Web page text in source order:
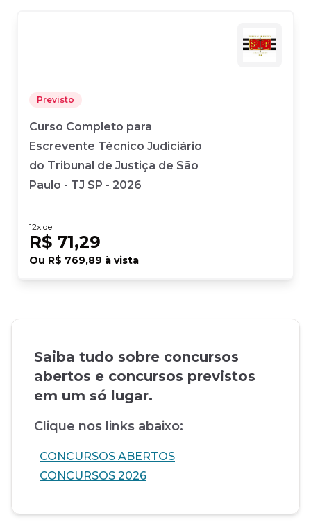
Previsto
Curso Completo para
Escrevente Técnico Judiciário
do Tribunal de Justiça de São
Paulo - TJ SP - 2026
12x de
R$ 71,29
Ou R$ 769,89 à vista
Saiba tudo sobre concursos
abertos e concursos previstos
em um só lugar.
Clique nos links abaixo:
CONCURSOS ABERTOS
CONCURSOS 2026